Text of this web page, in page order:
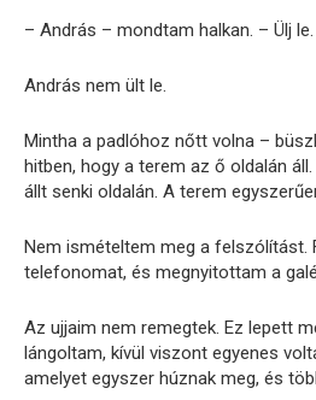
– András – mondtam halkan. – Ülj le.
András nem ült le.
Mintha a padlóhoz nőtt volna –
hitben, hogy a terem az ő oldalán
állt senki oldalán. A terem
Nem ismételtem meg a felszólítást.
telefonomat, és megnyitottam a
Az ujjaim nem remegtek. Ez lepett
lángoltam, kívül viszont egyenes
amelyet egyszer húznak meg, és